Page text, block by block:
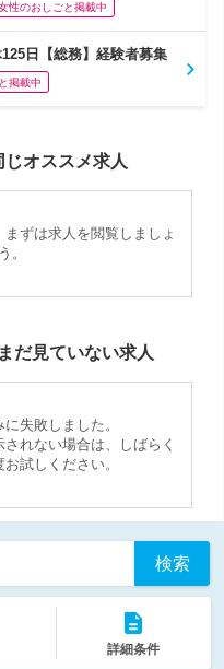
性のおしごと掲載中
日【総務】経験者募集
掲載中
オススメ求人
ずは求人を閲覧しましょ
う。
だ見ていない求人
失敗しました。
れない場合は、しばらく
試しください。
検索
詳細条件